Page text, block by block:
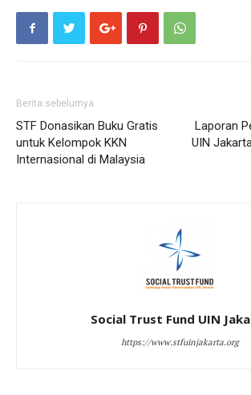
Berita sebelumya
STF Donasikan Buku Gratis
untuk Kelompok KKN
Internasional di Malaysia
Laporan
UIN
Social Trust Fund UIN
https://www.stfuinjakarta.org